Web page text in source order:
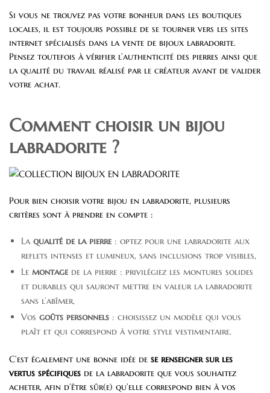
Si vous ne trouvez pas votre bonheur dans les boutiques
locales, il est toujours possible de se tourner vers les sites
internet spécialisés dans la vente de bijoux labradorite.
Pensez toutefois à vérifier l’authenticité des pierres ainsi que
la qualité du travail réalisé par le créateur avant de valider
votre achat.
Comment choisir un bijou
labradorite ?
Pour bien choisir votre bijou en labradorite, plusieurs
critères sont à prendre en compte :
La qualité de la pierre: optez pour une labradorite aux
reflets intenses et lumineux, sans inclusions trop visibles,
Le montagede la pierre : privilégiez les montures solides
et durables qui sauront mettre en valeur la labradorite
sans l’abîmer,
Vos goûts personnels : choisissez un modèle qui vous
plaît et qui correspond à votre style vestimentaire.
C’est également une bonne idée de se renseigner sur les
vertus spécifiques de la labradorite que vous souhaitez
acheter, afin d’être sûr(e) qu’elle correspond bien à vos